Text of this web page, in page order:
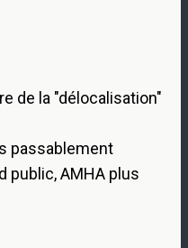
de la "délocalisation"
passablement
public, AMHA plus